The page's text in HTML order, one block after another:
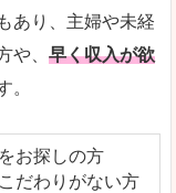
みる
あり、主婦や未経
や、 早く収入が欲
。
お探しの方
だわりがない方